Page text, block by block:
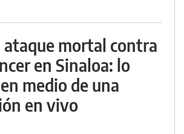
ataque mortal contra
en Sinaloa: lo
medio de una
en vivo